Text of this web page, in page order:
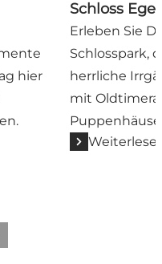
hier
Schloss
Erleben Sie
Schlosspark,
herrliche
mit
FolieFolie